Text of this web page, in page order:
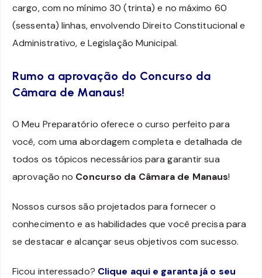
cargo, com no mínimo 30 (trinta) e no máximo 60
(sessenta) linhas, envolvendo Direito Constitucional e
Administrativo, e Legislação Municipal.
Rumo a aprovação do Concurso da
Câmara de Manaus!
O Meu Preparatório oferece o curso perfeito para
você, com uma abordagem completa e detalhada de
todos os tópicos necessários para garantir sua
aprovação no Concurso da Câmara de Manaus!
Nossos cursos são projetados para fornecer o
conhecimento e as habilidades que você precisa para
se destacar e alcançar seus objetivos com sucesso.
Ficou interessado? Clique aqui e garanta já o seu